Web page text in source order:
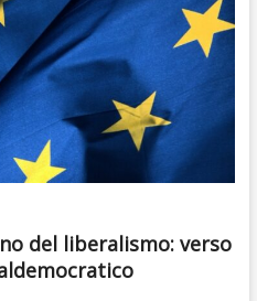
del liberalismo: verso